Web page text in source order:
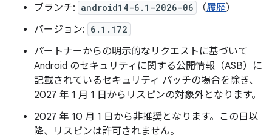
ブランチ: android14-6.1-2026-06 （履歴）
バージョン: 6.1.172
パートナーからの明示的なリクエストに基づいて
Android のセキュリティに関する公開情報（ASB）に
記載されているセキュリティ パッチの場合を除き、
2027 年 1 月 1 日からリスピンの対象外となります。
2027 年 10 月 1 日から非推奨となります。この日以
降、リスピンは許可されません。